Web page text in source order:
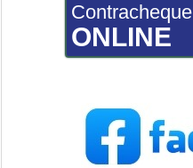
Contracheque
ONLINE